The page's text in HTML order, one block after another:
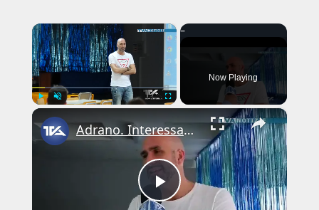
×
Now Playing
×
Play
Adrano. Interessante incontro al liceo “Verga” con il prof. Fabio Gamberini. Studenti del Linguistic